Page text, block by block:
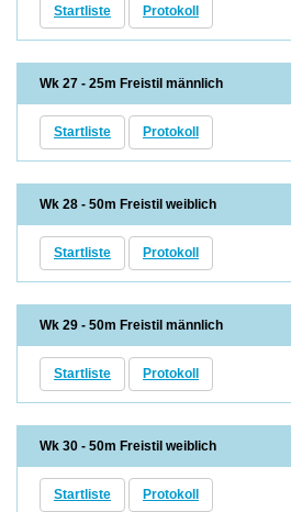
Startliste Protokoll
Wk 27 - 25m Freistil männlich
Startliste Protokoll
Wk 28 - 50m Freistil weiblich
Startliste Protokoll
Wk 29 - 50m Freistil männlich
Startliste Protokoll
Wk 30 - 50m Freistil weiblich
Startliste Protokoll